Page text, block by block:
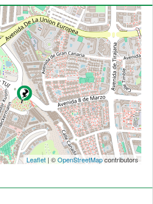
Leaflet| ©OpenStreetMapcontributors